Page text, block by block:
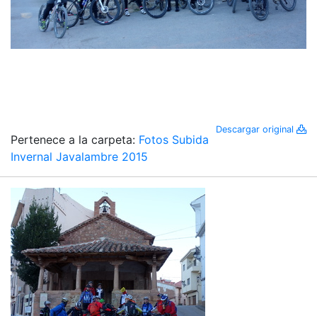
Descargar original
Pertenece a la carpeta: Fotos Subida
Invernal Javalambre 2015